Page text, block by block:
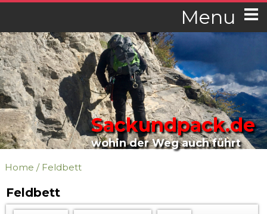
Menu
Sackundpack.de
wohin der Weg auch führt
Home / Feldbett
Feldbett